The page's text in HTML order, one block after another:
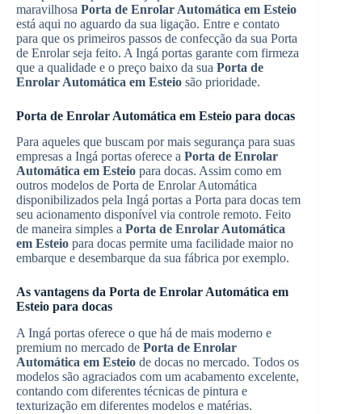
maravilhosa Porta de Enrolar Automática em Esteio
está aqui no aguardo da sua ligação. Entre e contato
para que os primeiros passos de confecção da sua Porta
de Enrolar seja feito. A Ingá portas garante com firmeza
que a qualidade e o preço baixo da sua Porta de
Enrolar Automática em Esteio são prioridade.
Porta de Enrolar Automática em Esteio para docas
Para aqueles que buscam por mais segurança para suas
empresas a Ingá portas oferece a Porta de Enrolar
Automática em Esteio para docas. Assim como em
outros modelos de Porta de Enrolar Automática
disponibilizados pela Ingá portas a Porta para docas tem
seu acionamento disponível via controle remoto. Feito
de maneira simples a Porta de Enrolar Automática
em Esteio para docas permite uma facilidade maior no
embarque e desembarque da sua fábrica por exemplo.
As vantagens da Porta de Enrolar Automática em
Esteio para docas
A Ingá portas oferece o que há de mais moderno e
premium no mercado de Porta de Enrolar
Automática em Esteio de docas no mercado. Todos os
modelos são agraciados com um acabamento excelente,
contando com diferentes técnicas de pintura e
texturização em diferentes modelos e matérias.